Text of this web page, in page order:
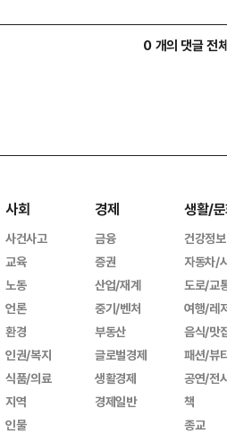
0 개의 댓글 전
사회
사건사고
교육
노동
언론
환경
인권/복지
식품/의료
지역
인물
경제
금융
증권
산업/재계
중기/벤처
부동산
글로벌경제
생활경제
경제일반
생활/
건강정보
자동차/
도로/교
여행/레
음식/맛
패션/뷰
공연/전
책
종교